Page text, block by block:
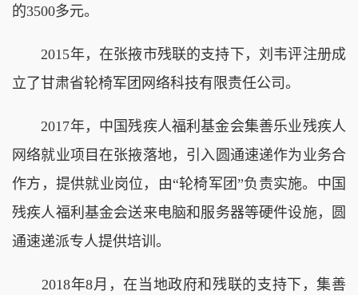
的3500多元。
2015年，在张掖市残联的支持下，刘韦评注册成
立了甘肃省轮椅军团网络科技有限责任公司。
2017年，中国残疾人福利基金会集善乐业残疾人
网络就业项目在张掖落地，引入圆通速递作为业务合
作方，提供就业岗位，由“轮椅军团”负责实施。中国
残疾人福利基金会送来电脑和服务器等硬件设施，圆
通速递派专人提供培训。
2018年8月，在当地政府和残联的支持下，集善